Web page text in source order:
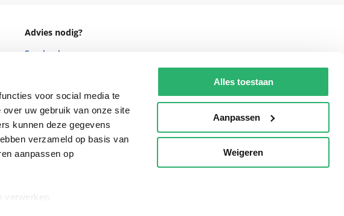
voor social media te
uw gebruik van onze site
kunnen deze gegevens
verzameld op basis van
aanpassen op
Alles toestaan
Aanpassen
Weigeren
Advies nodig?
Facebook
helpdesk@readshop.nl
088 - 133 84 32